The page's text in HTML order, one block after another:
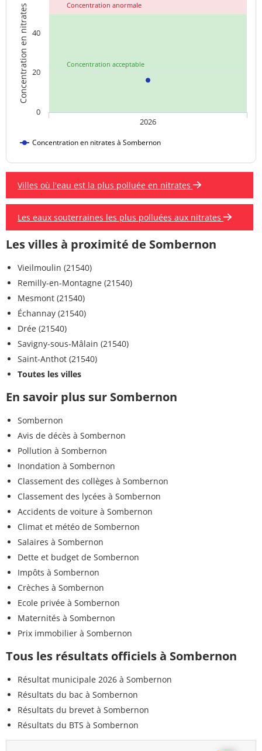
Concentration acceptable
Concentration anormale
Concentration en nitrates
Concentration en nitrates à Sombernon
2026
0
20
40
Villes où l'eau est la plus polluée en nitrates
Les eaux souterraines les plus polluées aux nitrates
Les villes à proximité de Sombernon
Vieilmoulin (21540)
Remilly-en-Montagne (21540)
Mesmont (21540)
Échannay (21540)
Drée (21540)
Savigny-sous-Mâlain (21540)
Saint-Anthot (21540)
Toutes les villes
En savoir plus sur Sombernon
Sombernon
Avis de décès à Sombernon
Pollution à Sombernon
Inondation à Sombernon
Classement des collèges à Sombernon
Classement des lycées à Sombernon
Accidents de voiture à Sombernon
Climat et météo de Sombernon
Salaires à Sombernon
Dette et budget de Sombernon
Impôts à Sombernon
Crèches à Sombernon
Ecole privée à Sombernon
Maternités à Sombernon
Prix immobilier à Sombernon
Tous les résultats officiels à Sombernon
Résultat municipale 2026 à Sombernon
Résultats du bac à Sombernon
Résultats du brevet à Sombernon
Résultats du BTS à Sombernon